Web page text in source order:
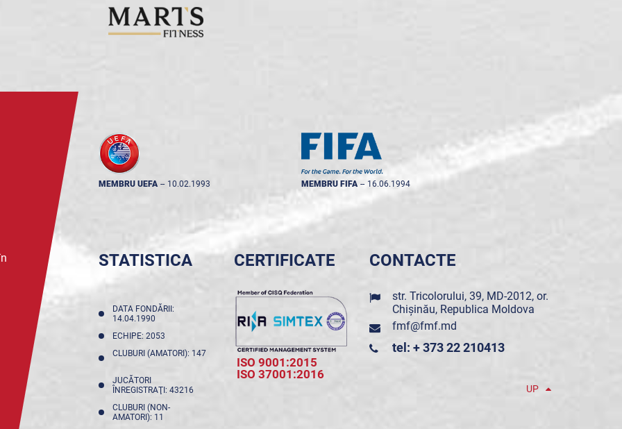
MEMBRU UEFA -- 10.02.1993 MEMBRU FIFA -- 16.06.1994
STATISTICA
DATA FONDĂRII:
14.04.1990
ECHIPE: 2053
CLUBURI (AMATORI): 147
JUCĂTORI
ÎNREGISTRAŢI: 43216
CLUBURI (NON-
AMATORI): 11
CERTIFICATE
ISO 9001:2015
ISO 37001:2016
CONTACTE
str. Tricolorului, 39, MD-2012, or.
Chișinău, Republica Moldova
fmf@fmf.md
tel: + 373 22 210413
UP